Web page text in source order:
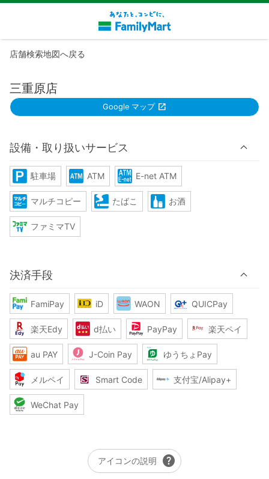
店舗検索地図へ戻る
三重原店
Google マップ
設備・取り扱いサービス
駐車場 ATM E-net ATM
マルチコピー たばこ お酒
ファミマTV
決済手段
FamiPay iD WAON QUICPay
楽天Edy d払い PayPay 楽天ペイ
au PAY J-Coin Pay ゆうちょPay
メルペイ Smart Code 支付宝/Alipay+
WeChat Pay
アイコンの説明 help